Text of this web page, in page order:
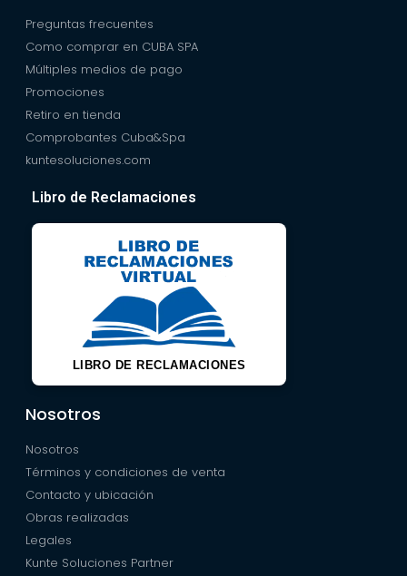
Preguntas frecuentes
Como comprar en CUBA SPA
Múltiples medios de pago
Promociones
Retiro en tienda
Comprobantes Cuba&Spa
kuntesoluciones.com
Libro de Reclamaciones
LIBRO DE RECLAMACIONES
Nosotros
Nosotros
Términos y condiciones de venta
Contacto y ubicación
Obras realizadas
Legales
Kunte Soluciones Partner